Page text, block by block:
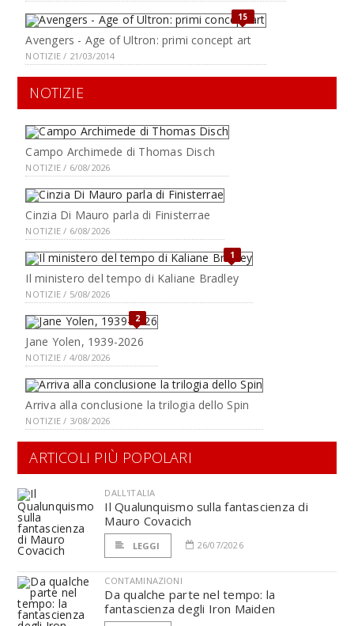
15
Avengers - Age of Ultron: primi concept art
NOTIZIE / 21/03/2014
NOTIZIE
Campo Archimede di Thomas Disch
NOTIZIE / 6/08/2026
Cinzia Di Mauro parla di Finisterrae
NOTIZIE / 6/08/2026
1
Il ministero del tempo di Kaliane Bradley
NOTIZIE / 5/08/2026
2
Jane Yolen, 1939-2026
NOTIZIE / 4/08/2026
Arriva alla conclusione la trilogia dello Spin
NOTIZIE / 3/08/2026
ARTICOLI PIÙ POPOLARI
DALL'ITALIA
Il Qualunquismo sulla fantascienza di
Mauro Covacich
LEGGI 26/07/2026
CONTAMINAZIONI
Da qualche parte nel tempo: la
fantascienza degli Iron Maiden